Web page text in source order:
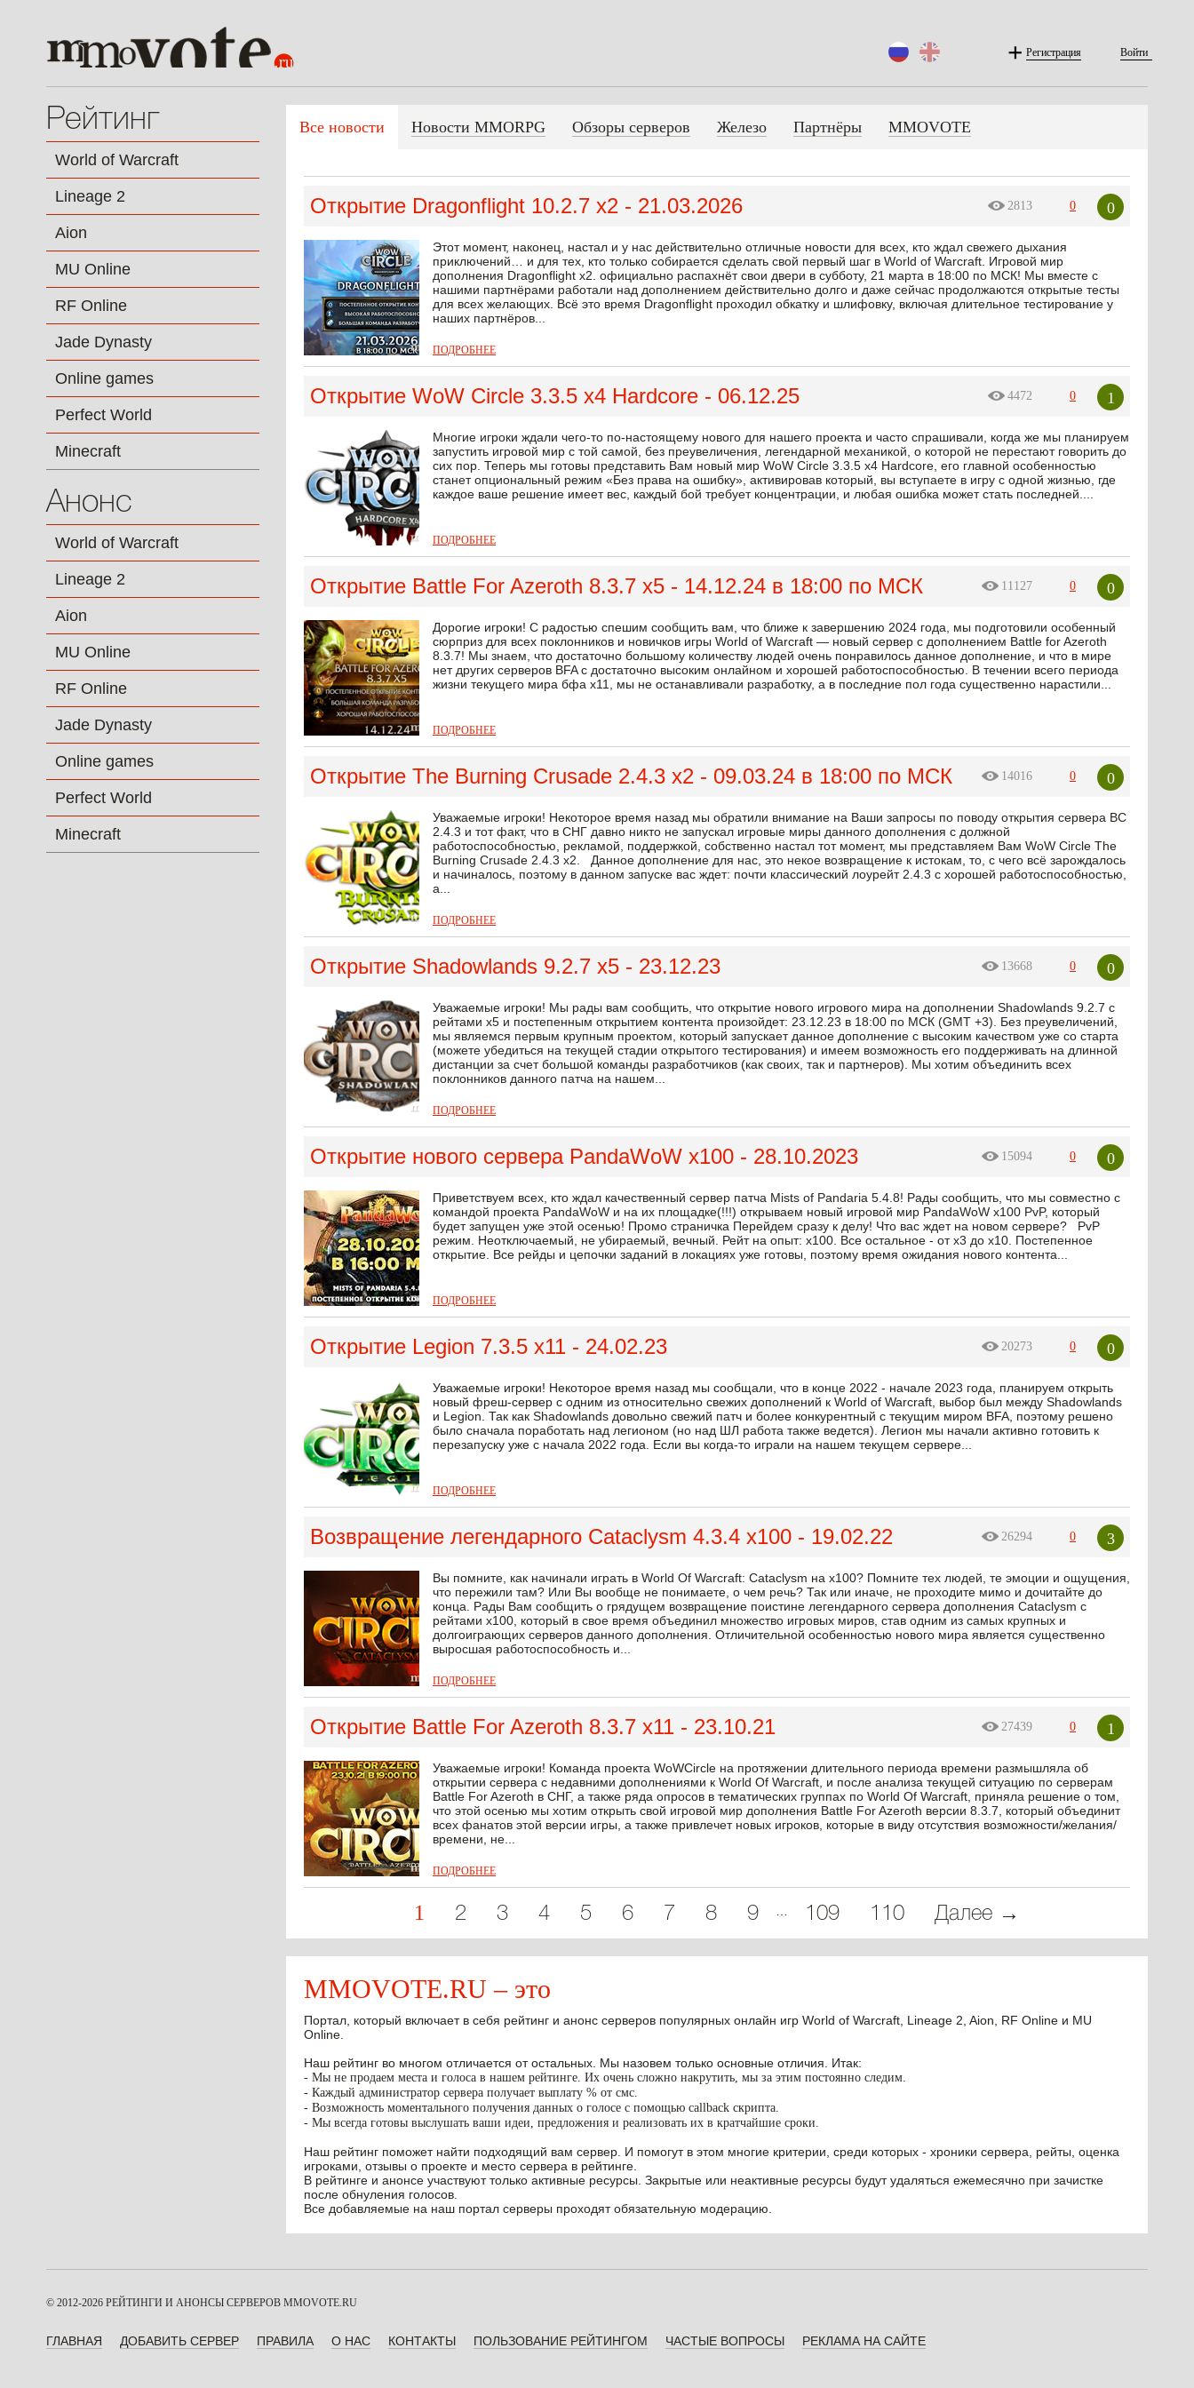
Регистрация Войти
Рейтинг
World of Warcraft
Lineage 2
Aion
MU Online
RF Online
Jade Dynasty
Online games
Perfect World
Minecraft
Анонс
World of Warcraft
Lineage 2
Aion
MU Online
RF Online
Jade Dynasty
Online games
Perfect World
Minecraft
Все новости Новости MMORPG Обзоры серверов Железо Партнёры MMOVOTE
Открытие Dragonflight 10.2.7 x2 - 21.03.2026 2813 0 0
Этот момент, наконец, настал и у нас действительно отличные новости для всех, кто ждал свежего дыхания
приключений… и для тех, кто только собирается сделать свой первый шаг в World of Warcraft. Игровой мир
дополнения Dragonflight x2. официально распахнёт свои двери в субботу, 21 марта в 18:00 по МСК! Мы вместе с
нашими партнёрами работали над дополнением действительно долго и даже сейчас продолжаются открытые тесты
для всех желающих. Всё это время Dragonflight проходил обкатку и шлифовку, включая длительное тестирование у
наших партнёров...
ПОДРОБНЕЕ
Открытие WoW Circle 3.3.5 x4 Hardcore - 06.12.25 4472 0 1
Многие игроки ждали чего-то по-настоящему нового для нашего проекта и часто спрашивали, когда же мы планируем
запустить игровой мир с той самой, без преувеличения, легендарной механикой, о которой не перестают говорить до
сих пор. Теперь мы готовы представить Вам новый мир WoW Circle 3.3.5 x4 Hardcore, его главной особенностью
станет опциональный режим «Без права на ошибку», активировав который, вы вступаете в игру с одной жизнью, где
каждое ваше решение имеет вес, каждый бой требует концентрации, и любая ошибка может стать последней....
ПОДРОБНЕЕ
Открытие Battle For Azeroth 8.3.7 x5 - 14.12.24 в 18:00 по МСК 11127 0 0
Дорогие игроки! С радостью спешим сообщить вам, что ближе к завершению 2024 года, мы подготовили особенный
сюрприз для всех поклонников и новичков игры World of Warcraft — новый сервер с дополнением Battle for Azeroth
8.3.7! Мы знаем, что достаточно большому количеству людей очень понравилось данное дополнение, и что в мире
нет других серверов BFA с достаточно высоким онлайном и хорошей работоспособностью. В течении всего периода
жизни текущего мира бфа х11, мы не останавливали разработку, а в последние пол года существенно нарастили...
ПОДРОБНЕЕ
Открытие The Burning Crusade 2.4.3 x2 - 09.03.24 в 18:00 по МСК 14016 0 0
Уважаемые игроки! Некоторое время назад мы обратили внимание на Ваши запросы по поводу открытия сервера BC
2.4.3 и тот факт, что в СНГ давно никто не запускал игровые миры данного дополнения с должной
работоспособностью, рекламой, поддержкой, собственно настал тот момент, мы представляем Вам WoW Circle The
Burning Crusade 2.4.3 x2. Данное дополнение для нас, это некое возвращение к истокам, то, с чего всё зарождалось
и начиналось, поэтому в данном запуске вас ждет: почти классический лоурейт 2.4.3 с хорошей работоспособностью,
а...
ПОДРОБНЕЕ
Открытие Shadowlands 9.2.7 x5 - 23.12.23 13668 0 0
Уважаемые игроки! Мы рады вам сообщить, что открытие нового игрового мира на дополнении Shadowlands 9.2.7 с
рейтами х5 и постепенным открытием контента произойдет: 23.12.23 в 18:00 по МСК (GMT +3). Без преувеличений,
мы являемся первым крупным проектом, который запускает данное дополнение с высоким качеством уже со старта
(можете убедиться на текущей стадии открытого тестирования) и имеем возможность его поддерживать на длинной
дистанции за счет большой команды разработчиков (как своих, так и партнеров). Мы хотим объединить всех
поклонников данного патча на нашем...
ПОДРОБНЕЕ
Открытие нового сервера PandaWoW x100 - 28.10.2023 15094 0 0
Приветствуем всех, кто ждал качественный сервер патча Mists of Pandaria 5.4.8! Рады сообщить, что мы совместно c
командой проекта PandaWoW и на их площадке(!!!) открываем новый игровой мир PandaWoW x100 PvP, который
будет запущен уже этой осенью! Промо страничка Перейдем сразу к делу! Что вас ждет на новом сервере? PvP
режим. Неотключаемый, не убираемый, вечный. Рейт на опыт: х100. Все остальное - от х3 до х10. Постепенное
открытие. Все рейды и цепочки заданий в локациях уже готовы, поэтому время ожидания нового контента...
ПОДРОБНЕЕ
Открытие Legion 7.3.5 x11 - 24.02.23 20273 0 0
Уважаемые игроки! Некоторое время назад мы сообщали, что в конце 2022 - начале 2023 года, планируем открыть
новый фреш-сервер с одним из относительно свежих дополнений к World of Warcraft, выбор был между Shadowlands
и Legion. Так как Shadowlands довольно свежий патч и более конкурентный с текущим миром BFA, поэтому решено
было сначала поработать над легионом (но над ШЛ работа также ведется). Легион мы начали активно готовить к
перезапуску уже с начала 2022 года. Если вы когда-то играли на нашем текущем сервере...
ПОДРОБНЕЕ
Возвращение легендарного Cataclysm 4.3.4 x100 - 19.02.22 26294 0 3
Вы помните, как начинали играть в World Of Warcraft: Cataclysm на х100? Помните тех людей, те эмоции и ощущения,
что пережили там? Или Вы вообще не понимаете, о чем речь? Так или иначе, не проходите мимо и дочитайте до
конца. Рады Вам сообщить о грядущем возвращение поистине легендарного сервера дополнения Cataclysm с
рейтами х100, который в свое время объединил множество игровых миров, став одним из самых крупных и
долгоиграющих серверов данного дополнения. Отличительной особенностью нового мира является существенно
выросшая работоспособность и...
ПОДРОБНЕЕ
Открытие Battle For Azeroth 8.3.7 x11 - 23.10.21 27439 0 1
Уважаемые игроки! Команда проекта WoWCircle на протяжении длительного периода времени размышляла об
открытии сервера с недавними дополнениями к World Of Warcraft, и после анализа текущей ситуацию по серверам
Battle For Azeroth в СНГ, а также ряда опросов в тематических группах по World Of Warcraft, приняла решение о том,
что этой осенью мы хотим открыть свой игровой мир дополнения Battle For Azeroth версии 8.3.7, который объединит
всех фанатов этой версии игры, а также привлечет новых игроков, которые в виду отсутствия возможности/желания/
времени, не...
ПОДРОБНЕЕ
1 2 3 4 5 6 7 8 9 109 110 Далее →
MMOVOTE.RU – это
Портал, который включает в себя рейтинг и анонс серверов популярных онлайн игр World of Warcraft, Lineage 2, Aion, RF Online и MU
Online.
Наш рейтинг во многом отличается от остальных. Мы назовем только основные отличия. Итак:
- Мы не продаем места и голоса в нашем рейтинге. Их очень сложно накрутить, мы за этим постоянно следим.
- Каждый администратор сервера получает выплату % от смс.
- Возможность моментального получения данных о голосе с помощью callback скрипта.
- Мы всегда готовы выслушать ваши идеи, предложения и реализовать их в кратчайшие сроки.
Наш рейтинг поможет найти подходящий вам сервер. И помогут в этом многие критерии, среди которых - хроники сервера, рейты, оценка
игроками, отзывы о проекте и место сервера в рейтинге.
В рейтинге и анонсе участвуют только активные ресурсы. Закрытые или неактивные ресурсы будут удаляться ежемесячно при зачистке
после обнуления голосов.
Все добавляемые на наш портал серверы проходят обязательную модерацию.
© 2012-2026 РЕЙТИНГИ И АНОНСЫ СЕРВЕРОВ MMOVOTE.RU
ГЛАВНАЯ ДОБАВИТЬ СЕРВЕР ПРАВИЛА О НАС КОНТАКТЫ ПОЛЬЗОВАНИЕ РЕЙТИНГОМ ЧАСТЫЕ ВОПРОСЫ РЕКЛАМА НА САЙТЕ